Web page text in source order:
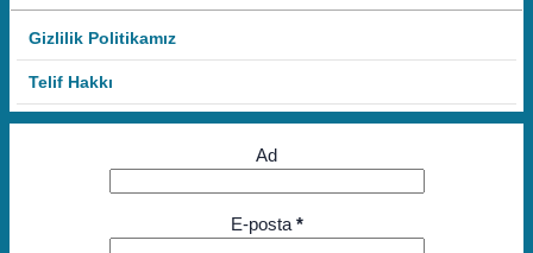
Gizlilik Politikamız
Telif Hakkı
Ad
E-posta *